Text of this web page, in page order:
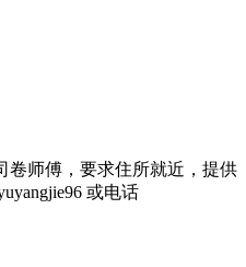
卷师傅，要求住所就近，提供
或电话